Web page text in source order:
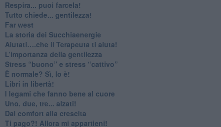
​Respira... puoi farcela!
​Tutto chiede... gentilezza!
​Far west
​La storia dei Succhiaenergie
​Aiutati….che il Terapeuta ti aiuta!
​L’importanza della gentilezza
​Stress “buono” e stress “cattivo”
​È normale? Sì, lo è!
​Libri in libertà!
​I legami che fanno bene al cuore
Uno, due, tre... alzati!​
​Dal comfort alla crescita
​Ti pago?! Allora mi appartieni!​